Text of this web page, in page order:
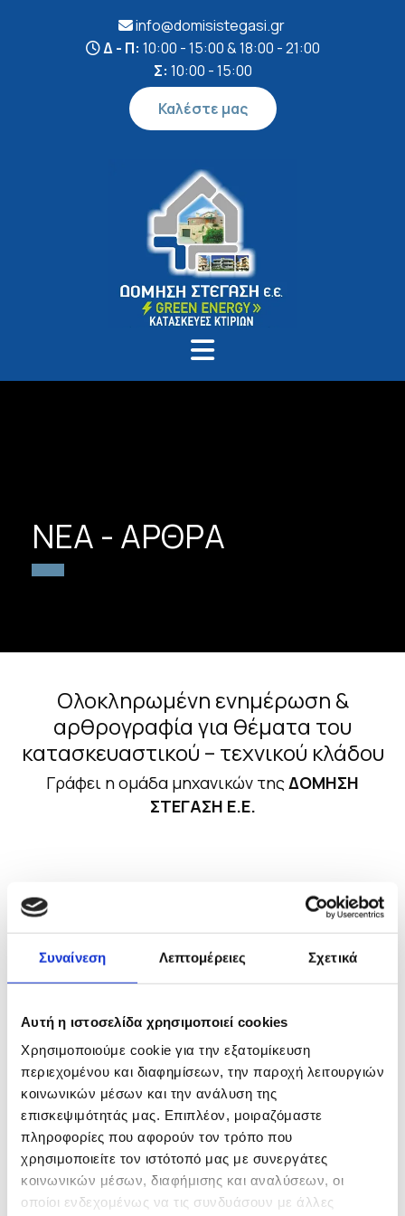
Συναίνεση Λεπτομέρειες Σχετικά
Αυτή η ιστοσελίδα χρησιμοποιεί cookies
Χρησιμοποιούμε cookie για την εξατομίκευση
περιεχομένου και διαφημίσεων, την παροχή λειτουργιών
κοινωνικών μέσων και την ανάλυση της
επισκεψιμότητάς μας. Επιπλέον, μοιραζόμαστε
πληροφορίες που αφορούν τον τρόπο που
χρησιμοποιείτε τον ιστότοπό μας με συνεργάτες
κοινωνικών μέσων, διαφήμισης και αναλύσεων, οι
οποίοι ενδεχομένως να τις συνδυάσουν με άλλες
 info@domisistegasi.gr
 Δ - Π: 10:00 - 15:00 & 18:00 - 21:00
Σ: 10:00 - 15:00
Καλέστε μας
ΝΕΑ - ΑΡΘΡΑ
Ολοκληρωμένη ενημέρωση &
αρθρογραφία για θέματα του
κατασκευαστικού – τεχνικού κλάδου
Γράφει η ομάδα μηχανικών τηςΔΟΜΗΣΗ
ΣΤΕΓΑΣΗ Ε.Ε.
19/01/2026